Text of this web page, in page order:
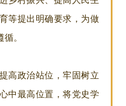
等提出明确要求，为做
。
高政治站位，牢固树立
中最高位置，将党史学